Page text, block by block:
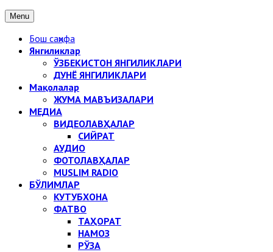
Menu
Бош саҳифа
Янгиликлар
ЎЗБЕКИСТОН ЯНГИЛИКЛАРИ
ДУНЁ ЯНГИЛИКЛАРИ
Мақолалар
ЖУМА МАВЪИЗАЛАРИ
МЕДИА
ВИДЕОЛАВҲАЛАР
СИЙРАТ
АУДИО
ФОТОЛАВҲАЛАР
MUSLIM RADIO
БЎЛИМЛАР
КУТУБХОНА
ФАТВО
ТАҲОРАТ
НАМОЗ
РЎЗА